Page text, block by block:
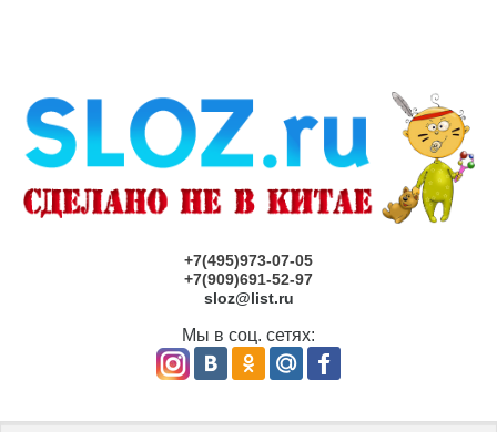
+7(495)973-07-05
+7(909)691-52-97
sloz@list.ru
Мы в соц. сетях: